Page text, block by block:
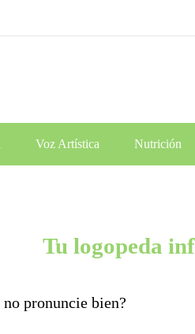
Voz Artística Nutrición
Tu logopeda
pronuncie bien?